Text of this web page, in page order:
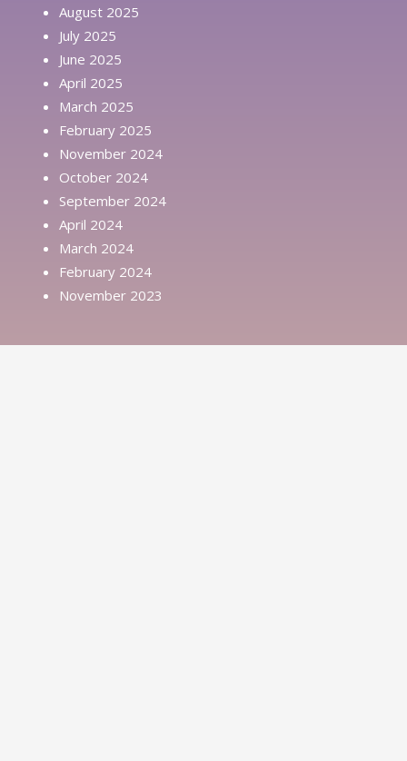
August 2025
July 2025
June 2025
April 2025
March 2025
February 2025
November 2024
October 2024
September 2024
April 2024
March 2024
February 2024
November 2023